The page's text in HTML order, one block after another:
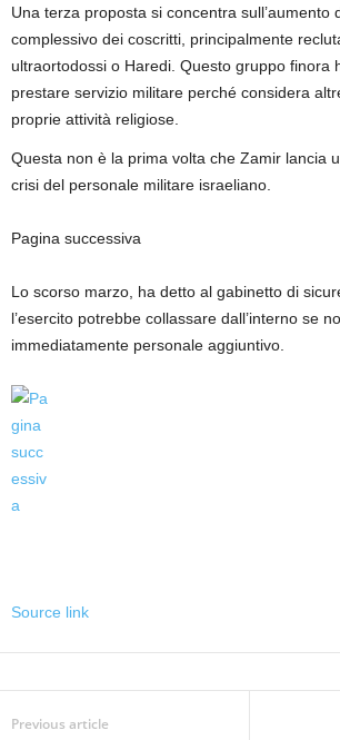
Una terza proposta si concentra sull’aumento
complessivo dei coscritti, principalmente
ultraortodossi o Haredi. Questo gruppo finora
prestare servizio militare perché considera
proprie attività religiose.
Questa non è la prima volta che Zamir lancia
crisi del personale militare israeliano.
Pagina successiva
Lo scorso marzo, ha detto al gabinetto di
l’esercito potrebbe collassare dall’interno se
immediatamente personale aggiuntivo.
Source link
Previous article